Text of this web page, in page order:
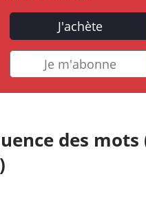
J'achète
Je m'abonne
des mots